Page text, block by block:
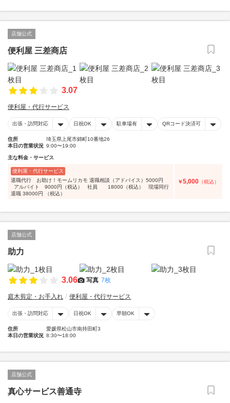
店舗公式
便利屋 三差商店
3.07
便利屋・代行サービス
出張・訪問対応 日祝OK 駐車場有 QRコード決済可
住所
埼玉県上尾市錦町10番地26
本日の営業状況 9:00〜19:00
主な料金・サービス
便利屋・代行サービス
退職代行 お助け！モームリカモ 退職相談（アドバイス）5000円
アルバイト 9000円（税込） 社員 18000（税込） 現場同行
退職 38000円 （税込）
￥5,000 （税込）
店舗公式
助力
3.06 写真 7枚
庭木剪定・お手入れ 便利屋・代行サービス
出張・訪問対応 日祝OK 早朝OK
住所
愛媛県松山市南持田町3
本日の営業状況 8:30〜18:00
店舗公式
真心サービス善通寺